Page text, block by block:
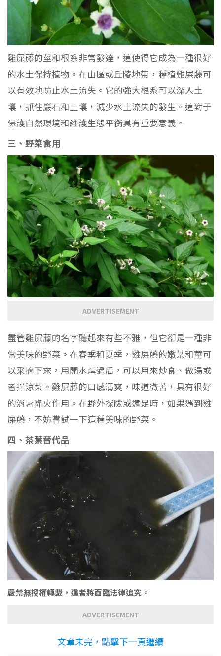
雞屎藤的莖和根系非常發達，這使得它成為一種很好
的水土保持植物。在山區或丘陵地帶，種植雞屎藤可
以有效地防止水土流失。它的強大根系可以深入土
壤，抓住巖石和土壤，減少水土流失的發生。這對于
保護自然環境和維護生態平衡具有重要意義。
三、野菜食用
ADVERTISEMENT
盡管雞屎藤的名字聽起來有些不雅，但它卻是一種非
常美味的野菜。在春季和夏季，雞屎藤的嫩葉和莖可
以采摘下來，用開水焯過后，可以用來炒食、做湯或
者拌涼菜。雞屎藤的口感清爽，味道微苦，具有很好
的消暑降火作用。在野外探險或遠足時，如果遇到雞
屎藤，不妨嘗試一下這種美味的野菜。
四、茶葉替代品
嚴禁無授權轉載，違者將面臨法律追究。
ADVERTISEMENT
文章未完，點擊下一頁繼續